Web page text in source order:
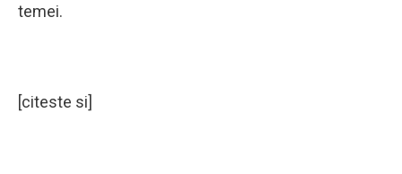
temei.
[citeste si]